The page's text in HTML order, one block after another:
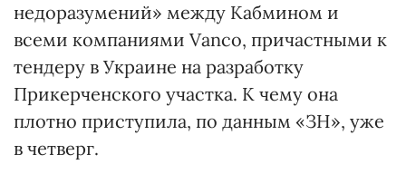
недоразумений» между Кабмином и
всеми компаниями Vanco, причастными к
тендеру в Украине на разработку
Прикерченского участка. К чему она
плотно приступила, по данным «ЗН», уже
в четверг.